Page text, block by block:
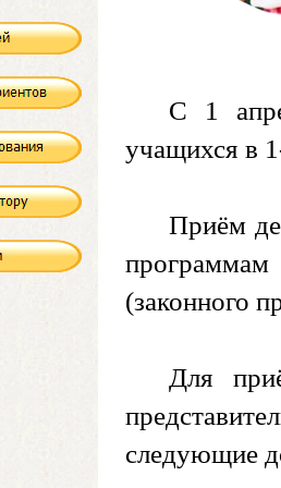
С 1
учащихся в
Приём
программам
(законного
Для
следующие